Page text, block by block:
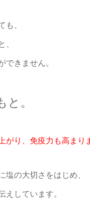
も、
、
できません。
。
がり、免疫力も高まり
塩の大切さをはじめ、
えしています。